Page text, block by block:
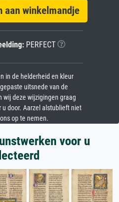
winkelmandje
PERFECT
in de helderheid en kleur
uitsnede van de
wij deze wijzigingen graag
u door. Aarzel alstublieft niet
op te nemen.
voor u